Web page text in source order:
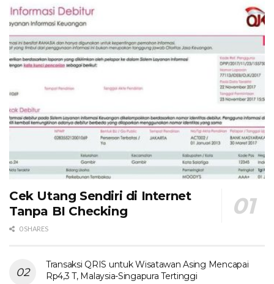
Cek Utang Sendiri di Internet
Tanpa BI Checking
0 SHARES
Transaksi QRIS untuk Wisatawan Asing Mencapai
Rp4,3 T, Malaysia-Singapura Tertinggi